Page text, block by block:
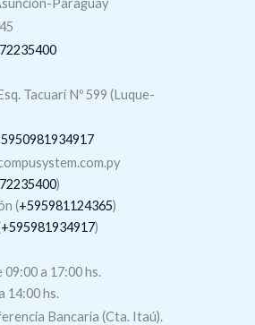
Tacuarí Nº 599 (Luque-
)
(+595981124365)
+595981934917)
09:00 a 17:00 hs.
14:00 hs.
Bancaria (Cta. Itaú).